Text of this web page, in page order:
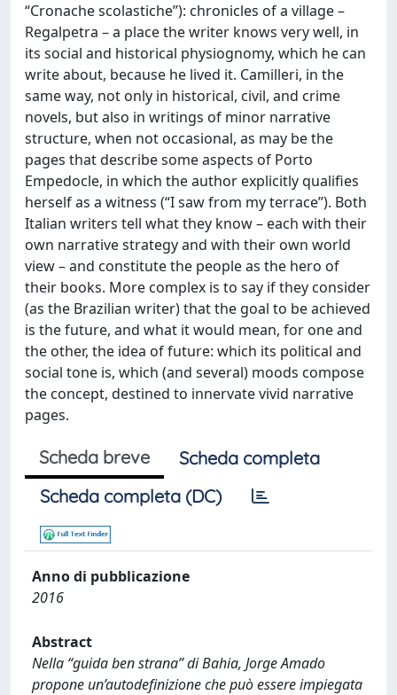
“Cronache scolastiche”): chronicles of a village –
Regalpetra – a place the writer knows very well, in
its social and historical physiognomy, which he can
write about, because he lived it. Camilleri, in the
same way, not only in historical, civil, and crime
novels, but also in writings of minor narrative
structure, when not occasional, as may be the
pages that describe some aspects of Porto
Empedocle, in which the author explicitly qualifies
herself as a witness (“I saw from my terrace”). Both
Italian writers tell what they know – each with their
own narrative strategy and with their own world
view – and constitute the people as the hero of
their books. More complex is to say if they consider
(as the Brazilian writer) that the goal to be achieved
is the future, and what it would mean, for one and
the other, the idea of future: which its political and
social tone is, which (and several) moods compose
the concept, destined to innervate vivid narrative
pages.
Scheda breve
Scheda completa
Scheda completa (DC)
Anno di pubblicazione
2016
Abstract
Nella “guida ben strana” di Bahia, Jorge Amado
propone un’autodefinizione che può essere impiegata